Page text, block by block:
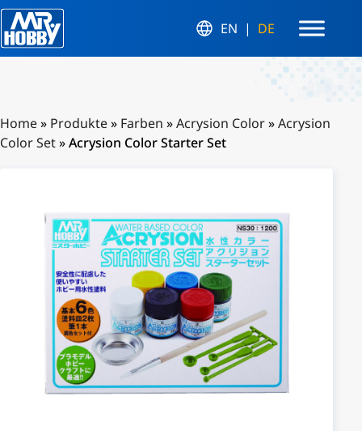
EN DE
Home» Produkte» Farben »Acrysion Color»Acrysion
Color Set»Acrysion Color Starter Set